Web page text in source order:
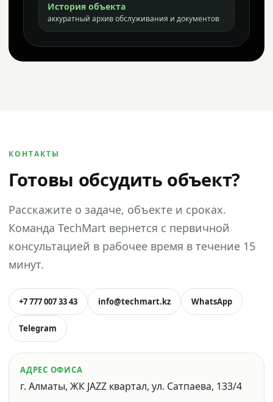
История объекта
аккуратный архив обслуживания и документов
КОНТАКТЫ
Готовы обсудить объект?
Расскажите о задаче, объекте и сроках.
Команда TechMart вернется с первичной
консультацией в рабочее время в течение 15
минут.
+7 777 007 33 43 info@techmart.kz WhatsApp
Telegram
АДРЕС ОФИСА
г. Алматы, ЖК JAZZ квартал, ул. Сатпаева, 133/4